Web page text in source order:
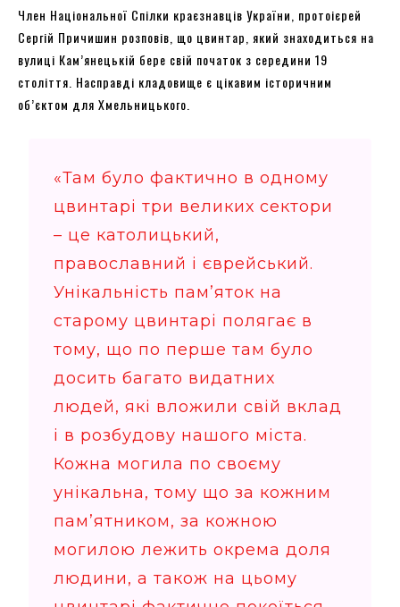
Член Національної Спілки краєзнавців України, протоієрей
Сергій Причишин розповів, що цвинтар, який знаходиться на
вулиці Кам’янецькій бере свій початок з середини 19
століття. Насправді кладовище є цікавим історичним
об’єктом для Хмельницького.
«Там було фактично в одному
цвинтарі три великих сектори
– це католицький,
православний і єврейський.
Унікальність пам’яток на
старому цвинтарі полягає в
тому, що по перше там було
досить багато видатних
людей, які вложили свій вклад
і в розбудову нашого міста.
Кожна могила по своєму
унікальна, тому що за кожним
пам’ятником, за кожною
могилою лежить окрема доля
людини, а також на цьому